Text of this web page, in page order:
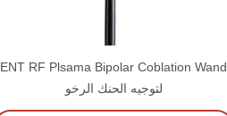
ENT RF Plsama Bipolar Coblation Wand
لتوجيه الحنك الرخو